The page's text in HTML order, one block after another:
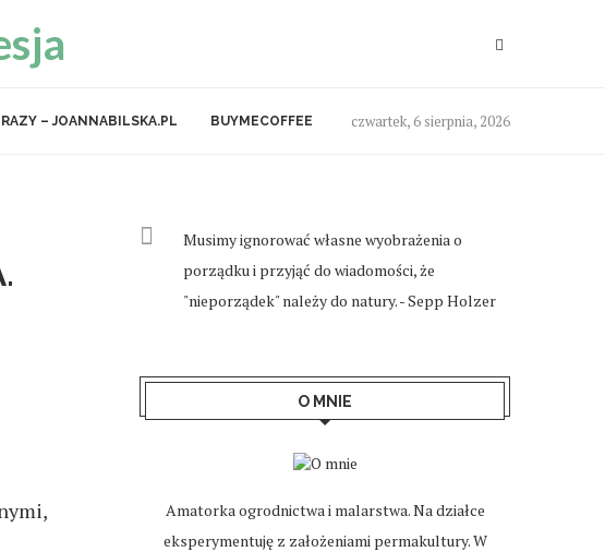
– JOANNABILSKA.PL BUYMECOFFEE czwartek, 6 sierpnia, 2026
Musimy ignorować własne wyobrażenia o
porządku i przyjąć do wiadomości, że
"nieporządek" należy do natury. - Sepp Holzer
O MNIE
Amatorka ogrodnictwa i malarstwa. Na działce
eksperymentuję z założeniami permakultury. W